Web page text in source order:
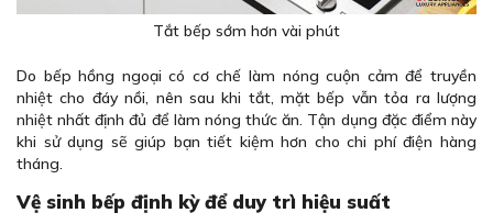
Tắt bếp sớm hơn vài phút
Do bếp hồng ngoại có cơ chế làm nóng cuộn cảm để truyền
nhiệt cho đáy nồi, nên sau khi tắt, mặt bếp vẫn tỏa ra lượng
nhiệt nhất định đủ để làm nóng thức ăn. Tận dụng đặc điểm này
khi sử dụng sẽ giúp bạn tiết kiệm hơn cho chi phí điện hàng
tháng.
Vệ sinh bếp định kỳ để duy trì hiệu suất